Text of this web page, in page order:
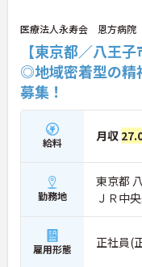
ご興味のある方には、
に詳細をお話しいたし
ださい。
医療法人永寿会 恩方病院
【東京都／八王
◎地域密着型の精
募集！
給料 月収
勤務地
東京都
ＪＲ中
雇用形態 正社員(